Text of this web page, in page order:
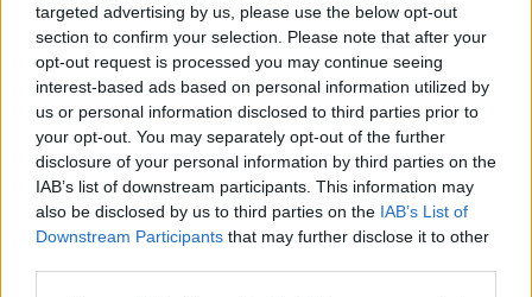
targeted advertising by us, please use the below opt-out
section to confirm your selection. Please note that after your
opt-out request is processed you may continue seeing
interest-based ads based on personal information utilized by
us or personal information disclosed to third parties prior to
your opt-out. You may separately opt-out of the further
disclosure of your personal information by third parties on the
IAB’s list of downstream participants. This information may
also be disclosed by us to third parties on the IAB’s List of
Downstream Participants that may further disclose it to other
Απόψεις
Καταστροφική για την Δημόσια Υγεία η
απόφαση Νίκα για την κουνουποκτονία!